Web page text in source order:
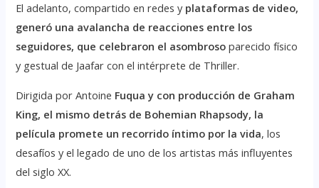
El adelanto, compartido en redes yplataformas de video,
generó una avalancha de reacciones entre los
seguidores, que celebraron el asombroso parecido físico
y gestual de Jaafar con el intérprete de Thriller.
Dirigida por Antoine Fuqua y con producción de Graham
King, el mismo detrás de Bohemian Rhapsody, la
película promete un recorrido íntimo por la vida, los
desafíos y el legado de uno de los artistas más influyentes
del siglo XX.